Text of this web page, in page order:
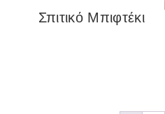
Σπιτικό Μπιφτέκι